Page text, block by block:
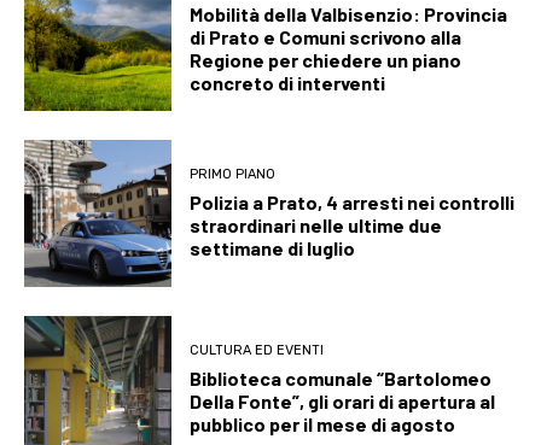
Mobilità della Valbisenzio: Provincia
di Prato e Comuni scrivono alla
Regione per chiedere un piano
concreto di interventi
PRIMO PIANO
Polizia a Prato, 4 arresti nei controlli
straordinari nelle ultime due
settimane di luglio
CULTURA ED EVENTI
Biblioteca comunale “Bartolomeo
Della Fonte”, gli orari di apertura al
pubblico per il mese di agosto